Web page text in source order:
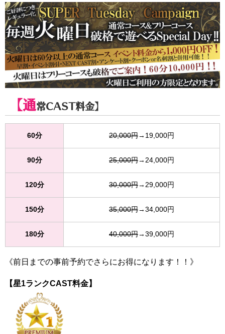
【通常CAST料金】
60分 20,000円→19,000円
90分 25,000円→24,000円
120分 30,000円→29,000円
150分 35,000円→34,000円
180分 40,000円→39,000円
《前日までの事前予約でさらにお得になります！！》
【星1ランクCAST料金】